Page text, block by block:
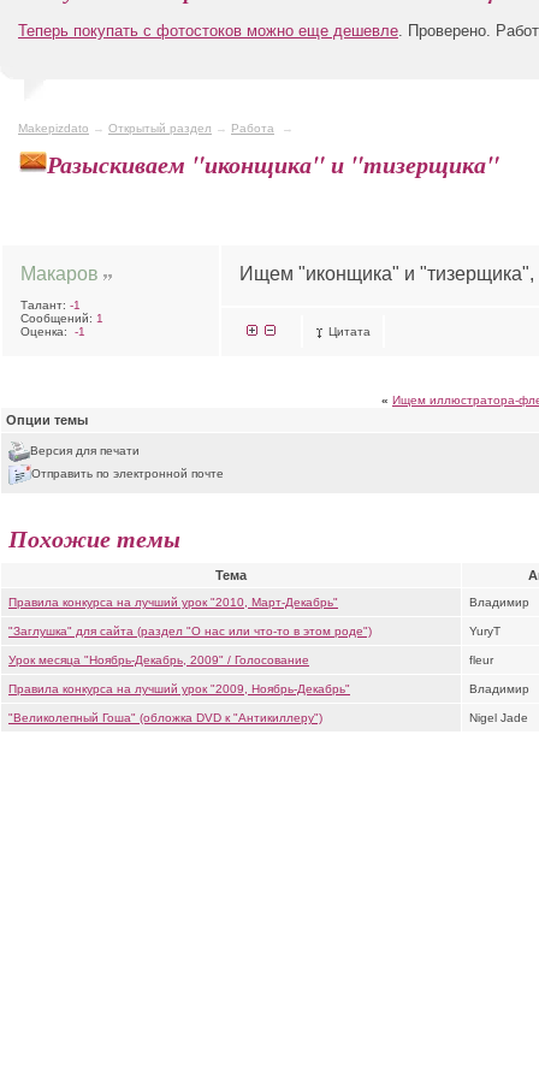
Теперь покупать с фотостоков можно еще дешевле. Проверено.
Makepizdato → Открытый раздел → Работа →
Разыскиваем "иконщика" и "тизерщика"
Макаров
Талант: -1
Сообщений: 1
Оценка: -1
Ищем "иконщика" и "тизерщика",
Цитата
« Ищем иллюстратора-
Опции темы
Версия для печати
Отправить по электронной почте
Похожие темы
Тема
Правила конкурса на лучший урок "2010, Март-Декабрь" Владимир
"Заглушка" для сайта (раздел "О нас или что-то в этом роде") YuryT
Урок месяца "Ноябрь-Декабрь, 2009" / Голосование fleur
Правила конкурса на лучший урок "2009, Ноябрь-Декабрь" Владимир
"Великолепный Гоша" (обложка DVD к "Антикиллеру") Nigel Jade